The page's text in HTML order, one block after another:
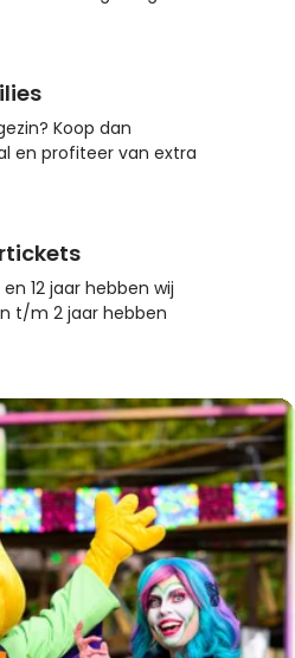
Koop dan
en profiteer van extra
12 jaar hebben wij
t/m 2 jaar hebben